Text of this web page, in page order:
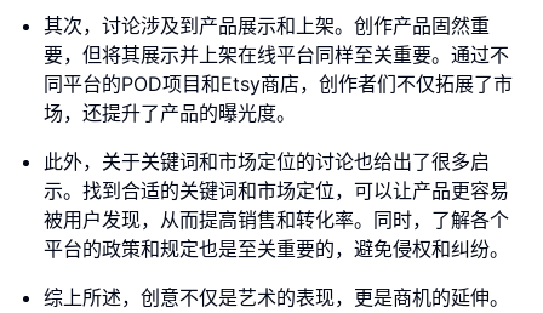
其次，讨论涉及到产品展示和上架。创作产品固然重
要，但将其展示并上架在线平台同样至关重要。通过不
同平台的POD项目和Etsy商店，创作者们不仅拓展了市
场，还提升了产品的曝光度。
此外，关于关键词和市场定位的讨论也给出了很多启
示。找到合适的关键词和市场定位，可以让产品更容易
被用户发现，从而提高销售和转化率。同时，了解各个
平台的政策和规定也是至关重要的，避免侵权和纠纷。
综上所述，创意不仅是艺术的表现，更是商机的延伸。